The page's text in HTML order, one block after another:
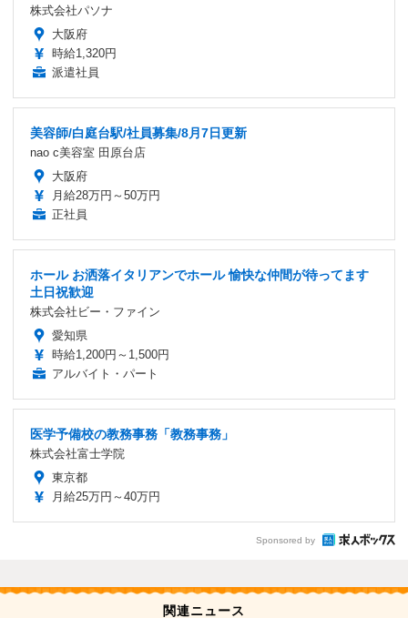
株式会社パソナ
大阪府
時給1,320円
派遣社員
美容師/白庭台駅/社員募集/8月7日更新
nao c美容室 田原台店
大阪府
月給28万円～50万円
正社員
ホール お洒落イタリアンでホール 愉快な仲間が待ってます
土日祝歓迎
株式会社ビー・ファイン
愛知県
時給1,200円～1,500円
アルバイト・パート
医学予備校の教務事務「教務事務」
株式会社富士学院
東京都
月給25万円～40万円
Sponsored by
関連ニュース